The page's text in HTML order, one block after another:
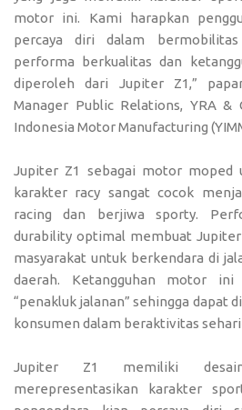
motor ini. Kami harapkan
percaya diri dalam bermobilitas
performa berkualitas dan
diperoleh dari Jupiter Z1,”
Manager Public Relations, YRA &
Indonesia Motor Manufacturing
Jupiter Z1 sebagai motor moped
karakter racy sangat cocok
racing dan berjiwa sporty.
durability optimal membuat
masyarakat untuk berkendara di
daerah. Ketangguhan motor ini
“penakluk jalanan” sehingga dapat
konsumen dalam beraktivitas
Jupiter Z1 memiliki
merepresentasikan karakter